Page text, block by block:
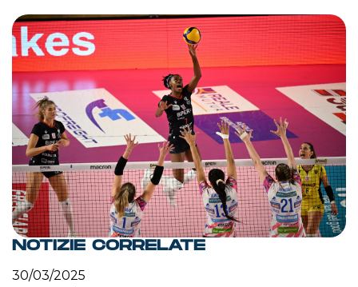
NOTIZIE CORRELATE
30/03/2025